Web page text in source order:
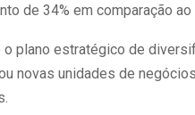
de 34% em comparação ao
o plano estratégico de
novas unidades de